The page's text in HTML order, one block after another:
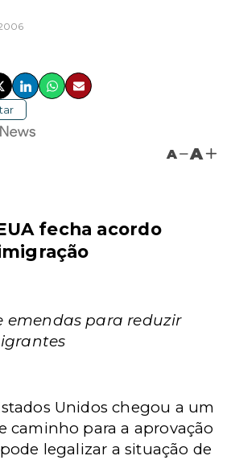
A A
fecha acordo
emendas para reduzir
Unidos chegou a um
caminho para a aprovação
legalizar a situação de